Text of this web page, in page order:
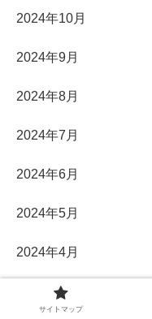
2024年10月
2024年9月
2024年8月
2024年7月
2024年6月
2024年5月
2024年4月
2024年3月
サイトマップ